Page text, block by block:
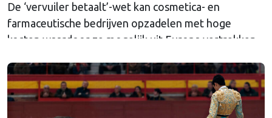
De ‘vervuiler betaalt’-wet kan cosmetica- en
farmaceutische bedrijven opzadelen met hoge
kosten waardoor ze mogelijk uit Europa vertrekken.
buitenland.